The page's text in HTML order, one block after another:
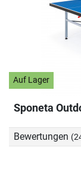
Auf Lager
Sponeta
Bewertungen